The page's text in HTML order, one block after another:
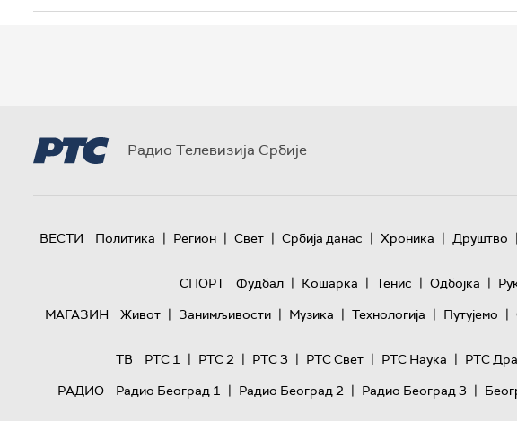
Радио Телевизија Србије
ВЕСТИ Политика | Регион | Свет | Србија данас | Хроника | Друштво |
СПОРТ
Фудбал | Кошарка | Тенис | Одбојка |
МАГАЗИН
Живот | Занимљивости | Музика | Технологијa | Путујемо |
ТВ
РТС 1 | РТС 2 | РТС 3 | РТС Свет | РТС Наука | РТС
РАДИО
Радио Београд 1 | Радио Београд 2 | Радио Београд 3 |